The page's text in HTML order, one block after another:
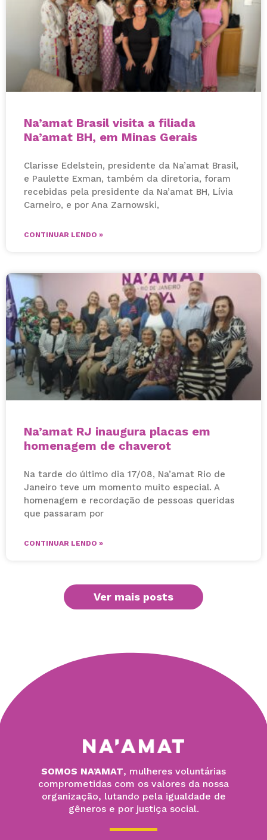
Na’amat Brasil visita a filiada
Na’amat BH, em Minas Gerais
Clarisse Edelstein, presidente da Na’amat Brasil,
e Paulette Exman, também da diretoria, foram
recebidas pela presidente da Na’amat BH, Lívia
Carneiro, e por Ana Zarnowski,
CONTINUAR LENDO »
Na’amat RJ inaugura placas em
homenagem de chaverot
Na tarde do último dia 17/08, Na’amat Rio de
Janeiro teve um momento muito especial. A
homenagem e recordação de pessoas queridas
que passaram por
CONTINUAR LENDO »
Ver mais posts
SOMOS NA’AMAT, mulheres voluntárias
comprometidas com os valores da nossa
organização, lutando pela igualdade de
gêneros e por justiça social.